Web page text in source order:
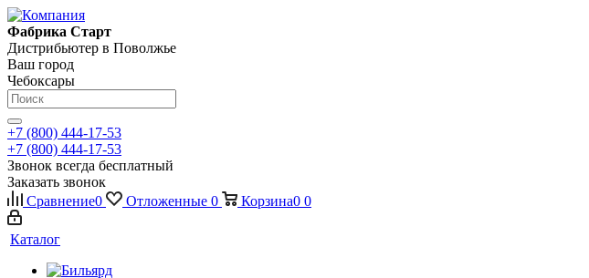
Фабрика Старт
Дистрибьютер в Поволжье
Ваш город
Чебоксары
+7 (800) 444-17-53
+7 (800) 444-17-53
Звонок всегда бесплатный
Заказать звонок
Сравнение0 Отложенные 0 Корзина0 0
Каталог